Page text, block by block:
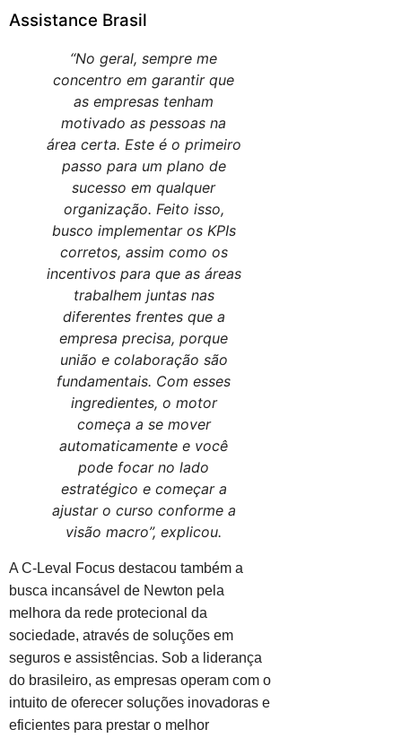
Assistance Brasil
“No geral, sempre me
concentro em garantir que
as empresas tenham
motivado as pessoas na
área certa. Este é o primeiro
passo para um plano de
sucesso em qualquer
organização. Feito isso,
busco implementar os KPIs
corretos, assim como os
incentivos para que as áreas
trabalhem juntas nas
diferentes frentes que a
empresa precisa, porque
união e colaboração são
fundamentais. Com esses
ingredientes, o motor
começa a se mover
automaticamente e você
pode focar no lado
estratégico e começar a
ajustar o curso conforme a
visão macro”, explicou.
A C-Leval Focus destacou também a
busca incansável de Newton pela
melhora da rede protecional da
sociedade, através de soluções em
seguros e assistências. Sob a liderança
do brasileiro, as empresas operam com o
intuito de oferecer soluções inovadoras e
eficientes para prestar o melhor